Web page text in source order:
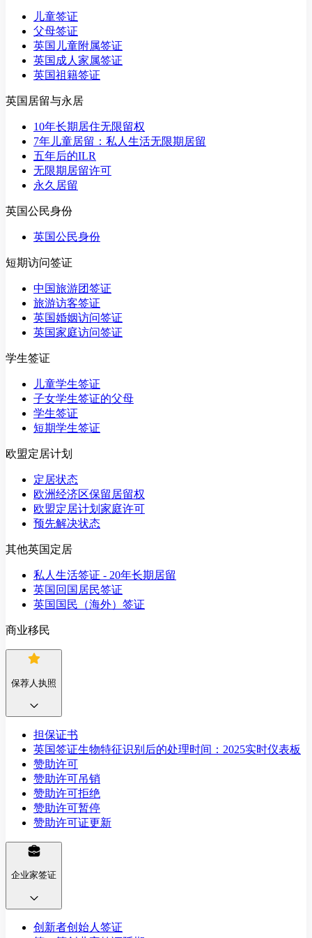
儿童签证
父母签证
英国儿童附属签证
英国成人家属签证
英国祖籍签证
英国居留与永居
10年长期居住无限留权
7年儿童居留：私人生活无限期居留
五年后的ILR
无限期居留许可
永久居留
英国公民身份
英国公民身份
短期访问签证
中国旅游团签证
旅游访客签证
英国婚姻访问签证
英国家庭访问签证
学生签证
儿童学生签证
子女学生签证的父母
学生签证
短期学生签证
欧盟定居计划
定居状态
欧洲经济区保留居留权
欧盟定居计划家庭许可
预先解决状态
其他英国定居
私人生活签证 - 20年长期居留
英国回国居民签证
英国国民（海外）签证
商业移民
保荐人执照
担保证书
英国签证生物特征识别后的处理时间：2025实时仪表板
赞助许可
赞助许可吊销
赞助许可拒绝
赞助许可暂停
赞助许可证更新
企业家签证
创新者创始人签证